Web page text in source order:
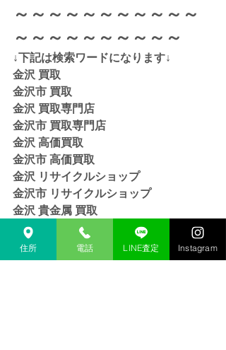
～～～～～～～～～～～
～～～～～～～～～～
↓下記は検索ワードになります↓
金沢 買取
金沢市 買取
金沢 買取専門店
金沢市 買取専門店
金沢 高価買取
金沢市 高価買取
金沢 リサイクルショップ
金沢市 リサイクルショップ
金沢 貴金属 買取
金沢市 貴金属 買取
金沢 金 買取
金沢市 金 買取
住所 電話 LINE査定 Instagram